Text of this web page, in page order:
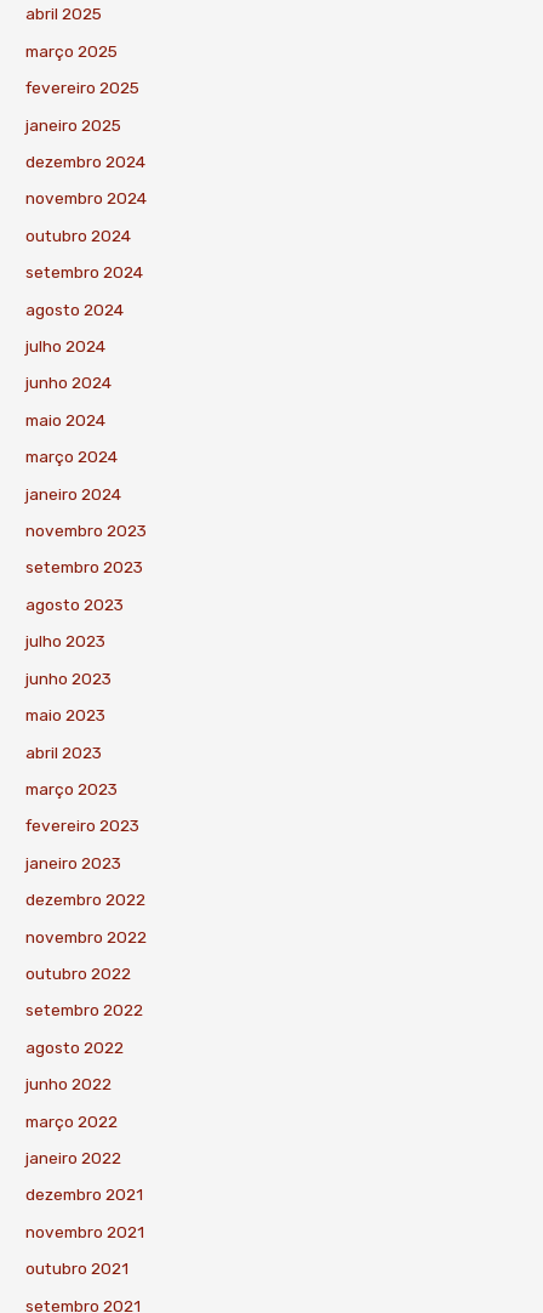
abril 2025
março 2025
fevereiro 2025
janeiro 2025
dezembro 2024
novembro 2024
outubro 2024
setembro 2024
agosto 2024
julho 2024
junho 2024
maio 2024
março 2024
janeiro 2024
novembro 2023
setembro 2023
agosto 2023
julho 2023
junho 2023
maio 2023
abril 2023
março 2023
fevereiro 2023
janeiro 2023
dezembro 2022
novembro 2022
outubro 2022
setembro 2022
agosto 2022
junho 2022
março 2022
janeiro 2022
dezembro 2021
novembro 2021
outubro 2021
setembro 2021